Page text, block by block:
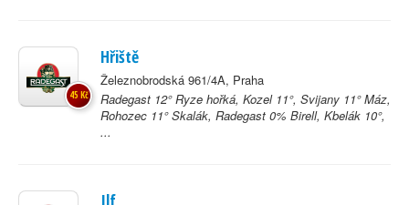
Hřiště
Železnobrodská 961/4A, Praha
Radegast 12° Ryze hořká, Kozel 11°, Svijany 11° Máz,
Rohozec 11° Skalák, Radegast 0% Birell, Kbelák 10°,
...
45 Kč
Ilf